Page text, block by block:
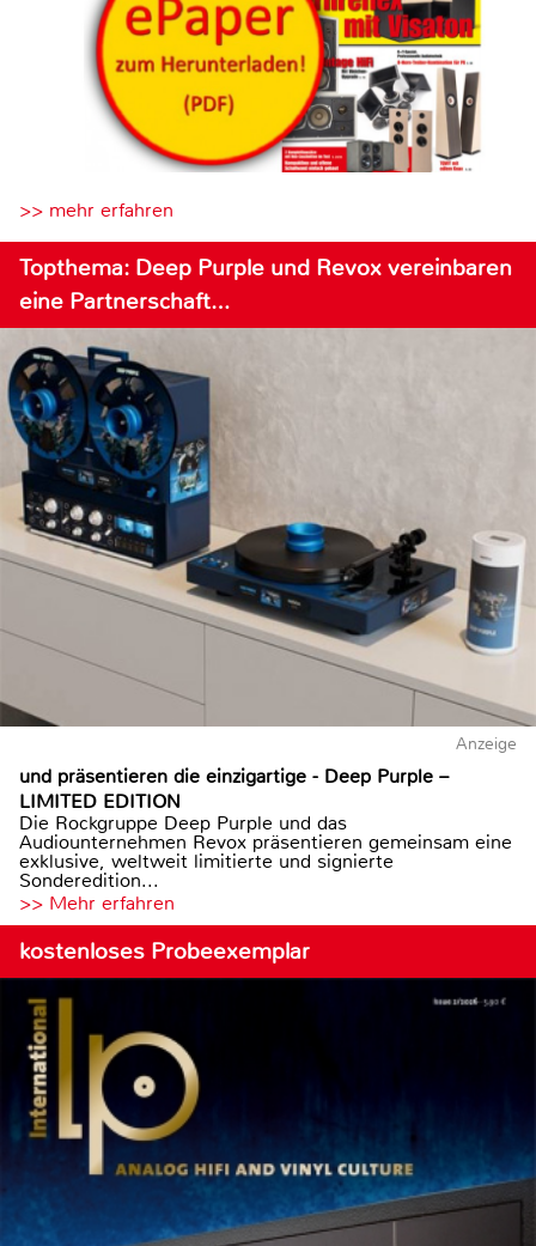
>> mehr erfahren
Topthema: Deep Purple und Revox vereinbaren
eine Partnerschaft…
Anzeige
und präsentieren die einzigartige - Deep Purple –
LIMITED EDITION
Die Rockgruppe Deep Purple und das
Audiounternehmen Revox präsentieren gemeinsam eine
exklusive, weltweit limitierte und signierte
Sonderedition...
>> Mehr erfahren
kostenloses Probeexemplar